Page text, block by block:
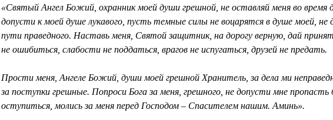
«Святый Ангел Божий, охранник моей души грешной, не оставляй меня во время
допусти к моей душе лукавого, пусть темные силы не воцарятся в душе моей, не
пути праведного. Наставь меня, Святой защитник, на дорогу верную, дай
не ошибиться, слабости не поддаться, врагов не испугаться, друзей не предать.
Прости меня, Ангеле Божий, души моей грешной Хранитель, за дела ми
за поступки грешные. Попроси Бога за меня, грешного, не допусти мне пропасть
оступиться, молись за меня перед Господом – Спасителем нашим. Аминь».